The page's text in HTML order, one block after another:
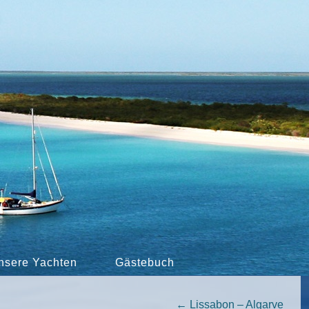
Yachten Gästebuch
← Lissabon – Algarve